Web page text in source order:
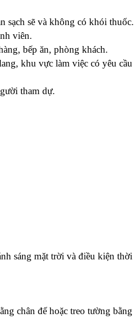
sạch sẽ và không có khói thuốc.
viên.
bếp ăn, phòng khách.
khu vực làm việc có yêu cầu
tham dự.
sáng mặt trời và điều kiện thời
chân đế hoặc treo tường bằng